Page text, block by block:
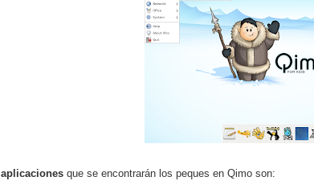
aplicaciones que se encontrarán los peques en Qimo son: